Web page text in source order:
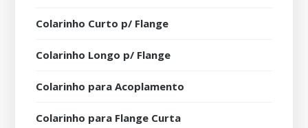
Colarinho Curto p/ Flange
Colarinho Longo p/ Flange
Colarinho para Acoplamento
Colarinho para Flange Curta